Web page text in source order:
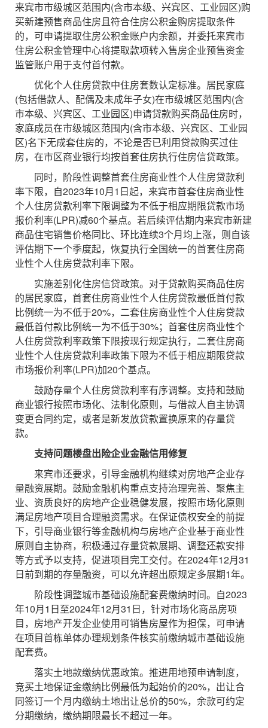
来宾市市级城区范围内(含市本级、兴宾区、工业园区)购
买新建预售商品住房且符合住房公积金购房提取条件
的，可申请提取住房公积金账户内余额，并委托来宾市
住房公积金管理中心将提取款项转入售房企业预售资金
监管账户用于支付首付款。
优化个人住房贷款中住房套数认定标准。居民家庭
(包括借款人、配偶及未成年子女)在市级城区范围内(含
市本级、兴宾区、工业园区)申请贷款购买商品住房时，
家庭成员在市级城区范围内(含市本级、兴宾区、工业园
区)名下无成套住房的，不论是否已利用贷款购买过住
房，在市区商业银行均按首套住房执行住房信贷政策。
同时，阶段性调整首套住房商业性个人住房贷款利
率下限，自2023年10月1日起，来宾市首套住房商业性
个人住房贷款利率下限调整为不低于相应期限贷款市场
报价利率(LPR)减60个基点。若后续评估期内来宾市新建
商品住宅销售价格同比、环比连续3个月均上涨，则自该
评估期下一个季度起，恢复执行全国统一的首套住房商
业性个人住房贷款利率下限。
实施差别化住房信贷政策。对于贷款购买商品住房
的居民家庭，首套住房商业性个人住房贷款最低首付款
比例统一为不低于20%，二套住房商业性个人住房贷款
最低首付款比例统一为不低于30%；首套住房商业性个
人住房贷款利率政策下限按现行规定执行，二套住房商
业性个人住房贷款利率政策下限为不低于相应期限贷款
市场报价利率(LPR)加20个基点。
鼓励存量个人住房贷款利率有序调整。支持和鼓励
商业银行按照市场化、法制化原则，与借款人自主协调
变更合同约定，或者是新发放贷款置换原来的存量贷
款。
支持问题楼盘出险企业金融信用修复
来宾市还要求，引导金融机构继续对房地产企业存
量融资展期。鼓励金融机构重点支持治理完善、聚焦主
业、资质良好的房地产企业稳健发展，按照市场化原则
满足房地产项目合理融资需求。在保证债权安全的前提
下，引导商业银行等金融机构与房地产企业基于商业性
原则自主协商，积极通过存量贷款展期、调整还款安排
等方式予以支持，促进项目完工交付。在2024年12月31
日前到期的存量融资，可以允许超出原规定多展期1年。
阶段性调整城市基础设施配套费缴纳时间。自2023
年10月1日至2024年12月31日，针对市场化商品房项
目，房地产开发企业使用可销售房屋作为担保，可申请
在项目首栋单体办理规划条件核实前缴纳城市基础设施
配套费。
落实土地款缴纳优惠政策。推进用地预申请制度，
竞买土地保证金缴纳比例最低为起始价的20%，出让合
同签订一个月内缴纳土地出让总价的50%，余款可约定
分期缴纳，缴纳期限最长不超过一年。